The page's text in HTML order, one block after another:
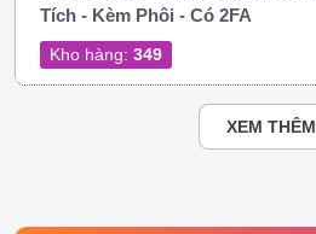
Tích - Kèm Phôi - Có 2FA
Kho hàng: 349
XEM THÊM